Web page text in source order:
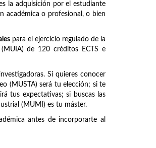
la adquisición por el estudiante
académica o profesional, o bien
para el ejercicio regulado de la
de 120 créditos ECTS e
Si quieres conocer
(MUSTA) será tu elección; si te
tus expectativas; si buscas las
(MUMI) es tu máster.
antes de incorporarte al